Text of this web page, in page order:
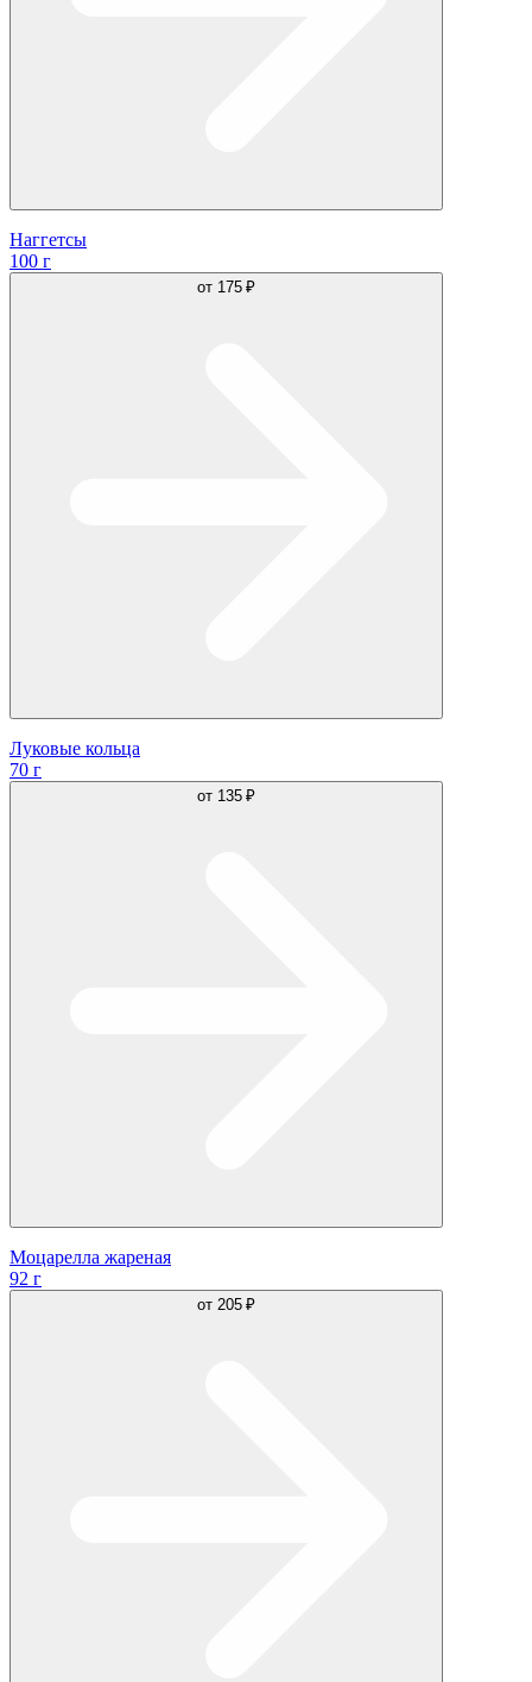
Наггетсы
100 г
от 175 ₽
Луковые кольца
70 г
от 135 ₽
Моцарелла жареная
92 г
от 205 ₽